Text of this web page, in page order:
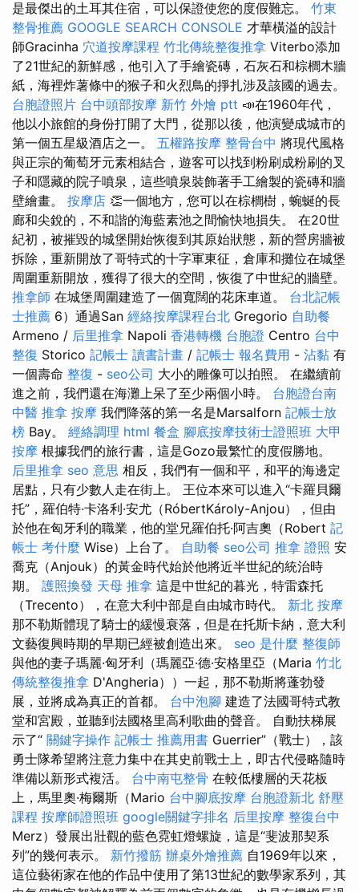
是最傑出的土耳其住宿，可以保證使您的度假難忘。 竹東
整骨推薦 GOOGLE SEARCH CONSOLE 才華橫溢的設計
師Gracinha 穴道按摩課程 竹北傳統整復推拿 Viterbo添加
了21世紀的新鮮感，他引入了手繪瓷磚，石灰石和棕櫚木牆
紙，海裡炸薯條中的猴子和火烈鳥的掙扎涉及該國的過去。
台胞證照片 台中頭部按摩 新竹 外燴 ptt 📣在1960年代，
他以小旅館的身份打開了大門，從那以後，他演變成城市的
第一個五星級酒店之一。 五權路按摩 整骨台中 將現代風格
與正宗的葡萄牙元素相結合，遊客可以找到粉刷成粉刷的叉
子和隱藏的院子噴泉，這些噴泉裝飾著手工繪製的瓷磚和牆
壁繪畫。 按摩店 👏一個地方，您可以在棕櫚樹，蜿蜒的長
廊和尖銳的，不和諧的海藍素池之間愉快地損失。 在20世
紀初，被摧毀的城堡開始恢復到其原始狀態，新的營房牆被
拆除，重新開放了哥特式的十字軍東征，倉庫和攤位在城堡
周圍重新開放，獲得了很大的空間，恢復了中世紀的牆壁。
推拿師 在城堡周圍建造了一個寬闊的花床車道。 台北記帳
士推薦 6）通過San 經絡按摩課程台北 Gregorio 自助餐
Armeno / 后里推拿 Napoli 香港轉機 台胞證 Centro 台中
整復 Storico 記帳士 讀書計畫 / 記帳士 報名費用 - 沾黏 有
一個壽命 整復 - seo公司 大小的雕像可以拍照。 在繼續前
進之前，我們還在海灘上呆了至少兩個小時。 台胞證台南
中醫 推拿 按摩 我們降落的第一名是Marsalforn 記帳士放
榜 Bay。 經絡調理 html 餐盒 腳底按摩技術士證照班 大甲
按摩 根據我們的旅行書，這是Gozo最繁忙的度假勝地。
后里推拿 seo 意思 相反，我們有一個和平，和平的海邊定
居點，只有少數人走在街上。 王位本來可以進入“卡羅貝爾
托”，羅伯特·卡洛利·安尤（RóbertKároly-Anjou），但由
於他在匈牙利的職業，他的堂兄羅伯托·阿吉奧（Robert 記
帳士 考什麼 Wise）上台了。 自助餐 seo公司 推拿 證照 安
喬克（Anjouk）的黃金時代始於他將近半世紀的統治時
期。 護照換發 天母 推拿 這是中世紀的暮光，特雷森托
（Trecento），在意大利中部是自由城市時代。 新北 按摩
那不勒斯體現了騎士的緩慢衰落，但是在托斯卡納，意大利
文藝復興時期的早期已經被創造出來。 seo 是什麼 整復師
與他的妻子瑪麗·匈牙利（瑪麗亞·德·安格里亞（Maria 竹北
傳統整復推拿 D'Angheria））一起，那不勒斯將蓬勃發
展，並將成為真正的首都。 台中泡腳 建造了法國哥特式教
堂和宮殿，並聽到法國格里高利歌曲的聲音。 自動扶梯展
示了“ 關鍵字操作 記帳士 推薦用書 Guerrier”（戰士），該
勇士隊希望將注意力集中在其史前戰士上，即古代侵略隨時
準備以新形式複活。 台中南屯整骨 在較低樓層的天花板
上，馬里奧·梅爾斯（Mario 台中腳底按摩 台胞證新北 舒壓
課程 按摩師證照班 google關鍵字排名 后里按摩 整復台中
Merz）發展出壯觀的藍色霓虹燈螺旋，這是“斐波那契系
列”的幾何表示。 新竹撥筋 辦桌外燴推薦 自1969年以來，
這位藝術家在他的作品中使用了第13世紀的數學家系列，其